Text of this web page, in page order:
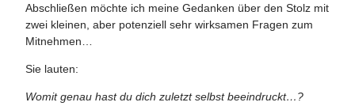
Abschließen möchte ich meine Gedanken über den Stolz mit
zwei kleinen, aber potenziell sehr wirksamen Fragen zum
Mitnehmen…
Sie lauten:
Womit genau hast du dich zuletzt selbst beeindruckt…?